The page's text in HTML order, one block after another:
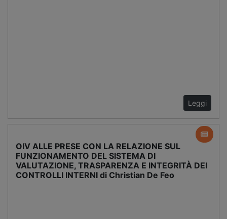
Leggi
OIV ALLE PRESE CON LA RELAZIONE SUL
FUNZIONAMENTO DEL SISTEMA DI
VALUTAZIONE, TRASPARENZA E INTEGRITÀ DEI
CONTROLLI INTERNI di Christian De Feo